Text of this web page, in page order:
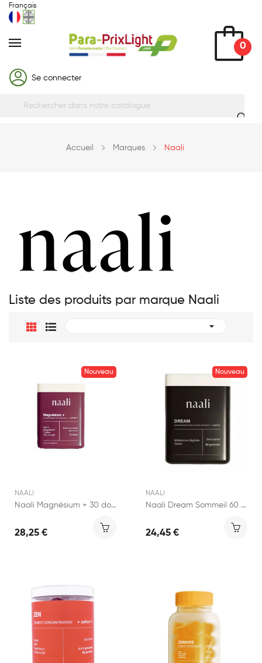
Français
0
Se connecter
Accueil Marques Naali
Liste des produits par marque Naali

Nouveau
NAALI
Naali Magnésium + 30 doses
28,25 €
Nouveau
NAALI
Naali Dream Sommeil 60 gummies
24,45 €